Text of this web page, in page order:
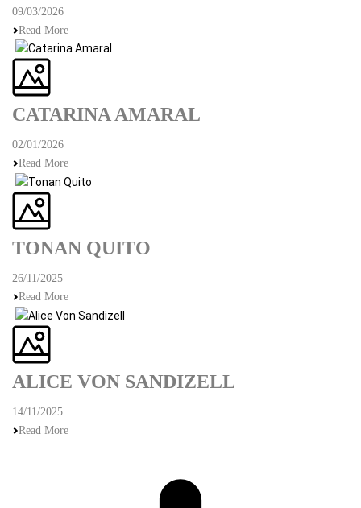
09/03/2026
Read More
CATARINA AMARAL
02/01/2026
Read More
TONAN QUITO
26/11/2025
Read More
ALICE VON SANDIZELL
14/11/2025
Read More